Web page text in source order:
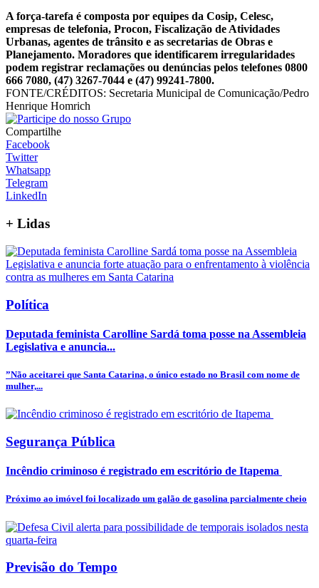
A força-tarefa é composta por equipes da Cosip, Celesc,
empresas de telefonia, Procon, Fiscalização de Atividades
Urbanas, agentes de trânsito e as secretarias de Obras e
Planejamento. Moradores que identificarem irregularidades
podem registrar reclamações ou denúncias pelos telefones 0800
666 7080, (47) 3267-7044 e (47) 99241-7800.
FONTE/CRÉDITOS: Secretaria Municipal de Comunicação/Pedro
Henrique Homrich
Compartilhe
Facebook
Twitter
Whatsapp
Telegram
LinkedIn
+ Lidas
Política
Deputada feminista Carolline Sardá toma posse na Assembleia
Legislativa e anuncia...
”Não aceitarei que Santa Catarina, o único estado no Brasil com nome de
mulher,...
Segurança Pública
Incêndio criminoso é registrado em escritório de Itapema
Próximo ao imóvel foi localizado um galão de gasolina parcialmente cheio
Previsão do Tempo